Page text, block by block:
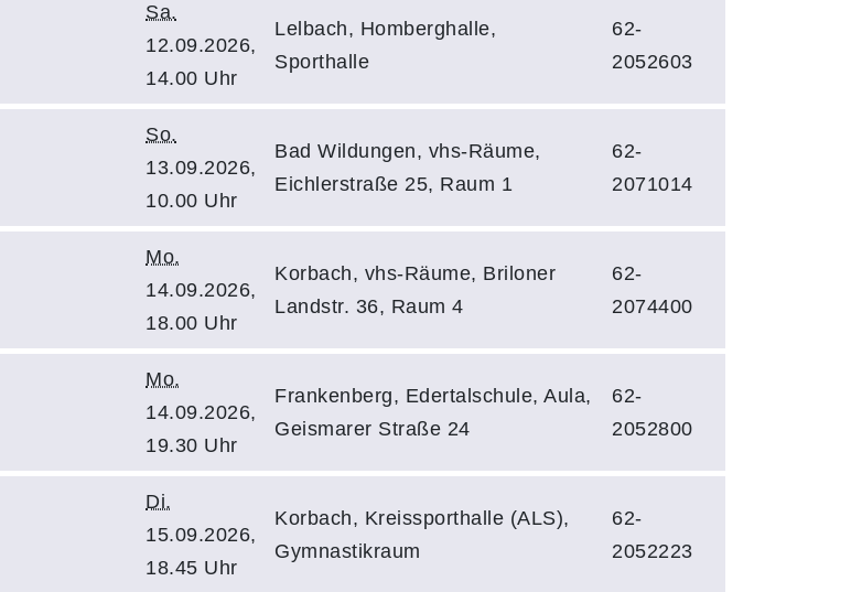
Sa.
12.09.2026,
14.00 Uhr
Lelbach, Homberghalle,
Sporthalle
62-
2052603
So.
13.09.2026,
10.00 Uhr
Bad Wildungen, vhs-Räume,
Eichlerstraße 25, Raum 1
62-
2071014
Mo.
14.09.2026,
18.00 Uhr
Korbach, vhs-Räume, Briloner
Landstr. 36, Raum 4
62-
2074400
Mo.
14.09.2026,
19.30 Uhr
Frankenberg, Edertalschule, Aula,
Geismarer Straße 24
62-
2052800
Di.
15.09.2026,
18.45 Uhr
Korbach, Kreissporthalle (ALS),
Gymnastikraum
62-
2052223